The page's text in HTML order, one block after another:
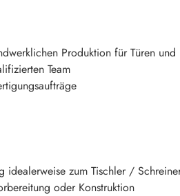
Produktion für Türen und
Team
idealerweise zum Tischler /
oder Konstruktion